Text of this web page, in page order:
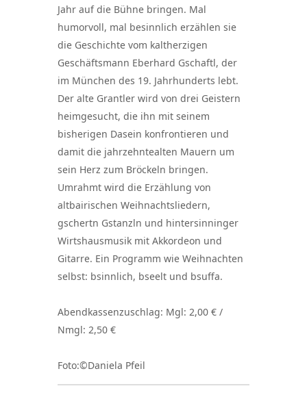
Jahr auf die Bühne bringen. Mal
humorvoll, mal besinnlich erzählen sie
die Geschichte vom kaltherzigen
Geschäftsmann Eberhard Gschaftl, der
im München des 19. Jahrhunderts lebt.
Der alte Grantler wird von drei Geistern
heimgesucht, die ihn mit seinem
bisherigen Dasein konfrontieren und
damit die jahrzehntealten Mauern um
sein Herz zum Bröckeln bringen.
Umrahmt wird die Erzählung von
altbairischen Weihnachtsliedern,
gschertn Gstanzln und hintersinninger
Wirtshausmusik mit Akkordeon und
Gitarre. Ein Programm wie Weihnachten
selbst: bsinnlich, bseelt und bsuffa.
Abendkassenzuschlag: Mgl: 2,00 € /
Nmgl: 2,50 €
Foto:©Daniela Pfeil